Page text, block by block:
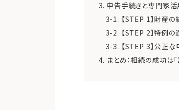
3. 申告手続きと専門家活
3-1. 【STEP 1】財産の
3-2. 【STEP 2】特例
3-3. 【STEP 3】公正
4. まとめ：相続の成功は「